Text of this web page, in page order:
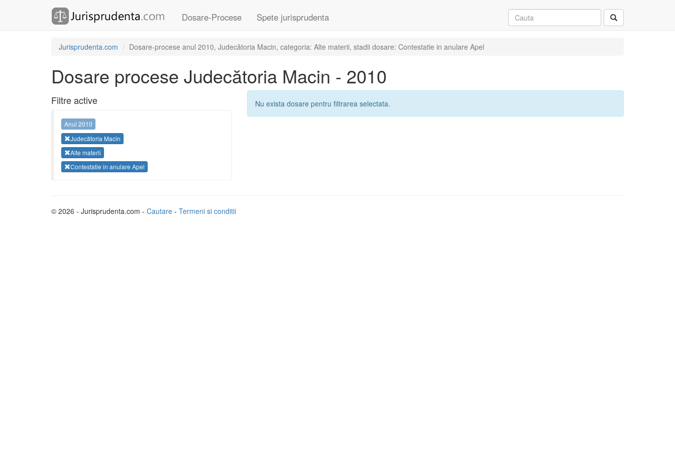
Dosare-Procese Spete jurisprudenta
Jurisprudenta.com Dosare-procese anul 2010, Judecătoria Macin, categoria: Alte materii, stadii dosare: Contestatie in anulare Apel
Dosare procese Judecătoria Macin - 2010
Filtre active
Anul 2010
Judecătoria Macin
Alte materii
Contestatie in anulare Apel
Nu exista dosare pentru filtrarea selectata.
© 2026 - Jurisprudenta.com - Cautare - Termeni si conditii